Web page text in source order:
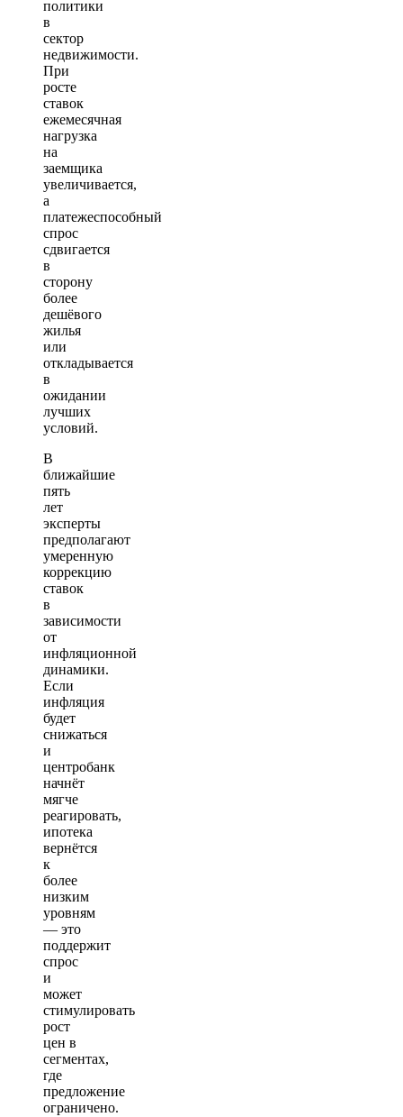
политики
в
сектор
недвижимости.
При
росте
ставок
ежемесячная
нагрузка
на
заемщика
увеличивается,
а
платежеспособный
спрос
сдвигается
в
сторону
более
дешёвого
жилья
или
откладывается
в
ожидании
лучших
условий.
В
ближайшие
пять
лет
эксперты
предполагают
умеренную
коррекцию
ставок
в
зависимости
от
инфляционной
динамики.
Если
инфляция
будет
снижаться
и
центробанк
начнёт
мягче
реагировать,
ипотека
вернётся
к
более
низким
уровням
— это
поддержит
спрос
и
может
стимулировать
рост
цен в
сегментах,
где
предложение
ограничено.